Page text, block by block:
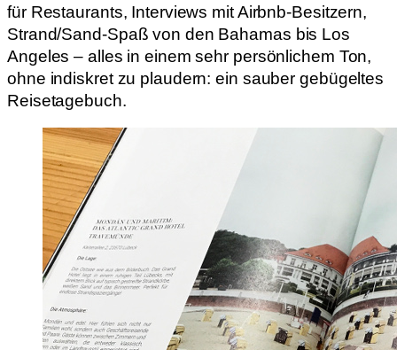
für Restaurants, Interviews mit Airbnb-Besitzern,
Strand/Sand-Spaß von den Bahamas bis Los
Angeles – alles in einem sehr persönlichem Ton,
ohne indiskret zu plaudern: ein sauber gebügeltes
Reisetagebuch.